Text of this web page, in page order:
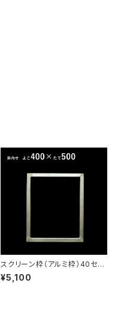
スクリーン枠（アルミ枠）40セン
チ×50センチ
¥5,100